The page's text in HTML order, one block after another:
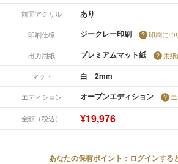
前面アクリル あり
印刷仕様 ジークレー印刷 印刷につ
出力用紙 プレミアムマット紙 用
マット 白 2mm
エディション オープンエディション
金額（税込） ¥19,976
あなたの保有ポイント：ログインする